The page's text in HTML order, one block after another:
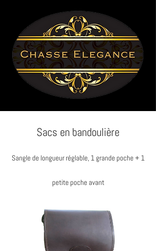
Sacs en bandoulière
Sangle de longueur réglable, 1 grande poche + 1
petite poche avant